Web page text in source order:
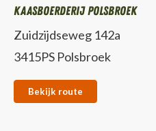
Kaasboerderij Polsbroek
Zuidzijdseweg 142a
3415PS Polsbroek
Bekijk route